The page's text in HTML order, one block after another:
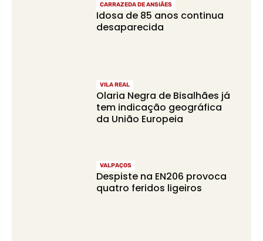
CARRAZEDA DE ANSIÃES
Idosa de 85 anos continua
desaparecida
VILA REAL
Olaria Negra de Bisalhães já
tem indicação geográfica
da União Europeia
VALPAÇOS
Despiste na EN206 provoca
quatro feridos ligeiros